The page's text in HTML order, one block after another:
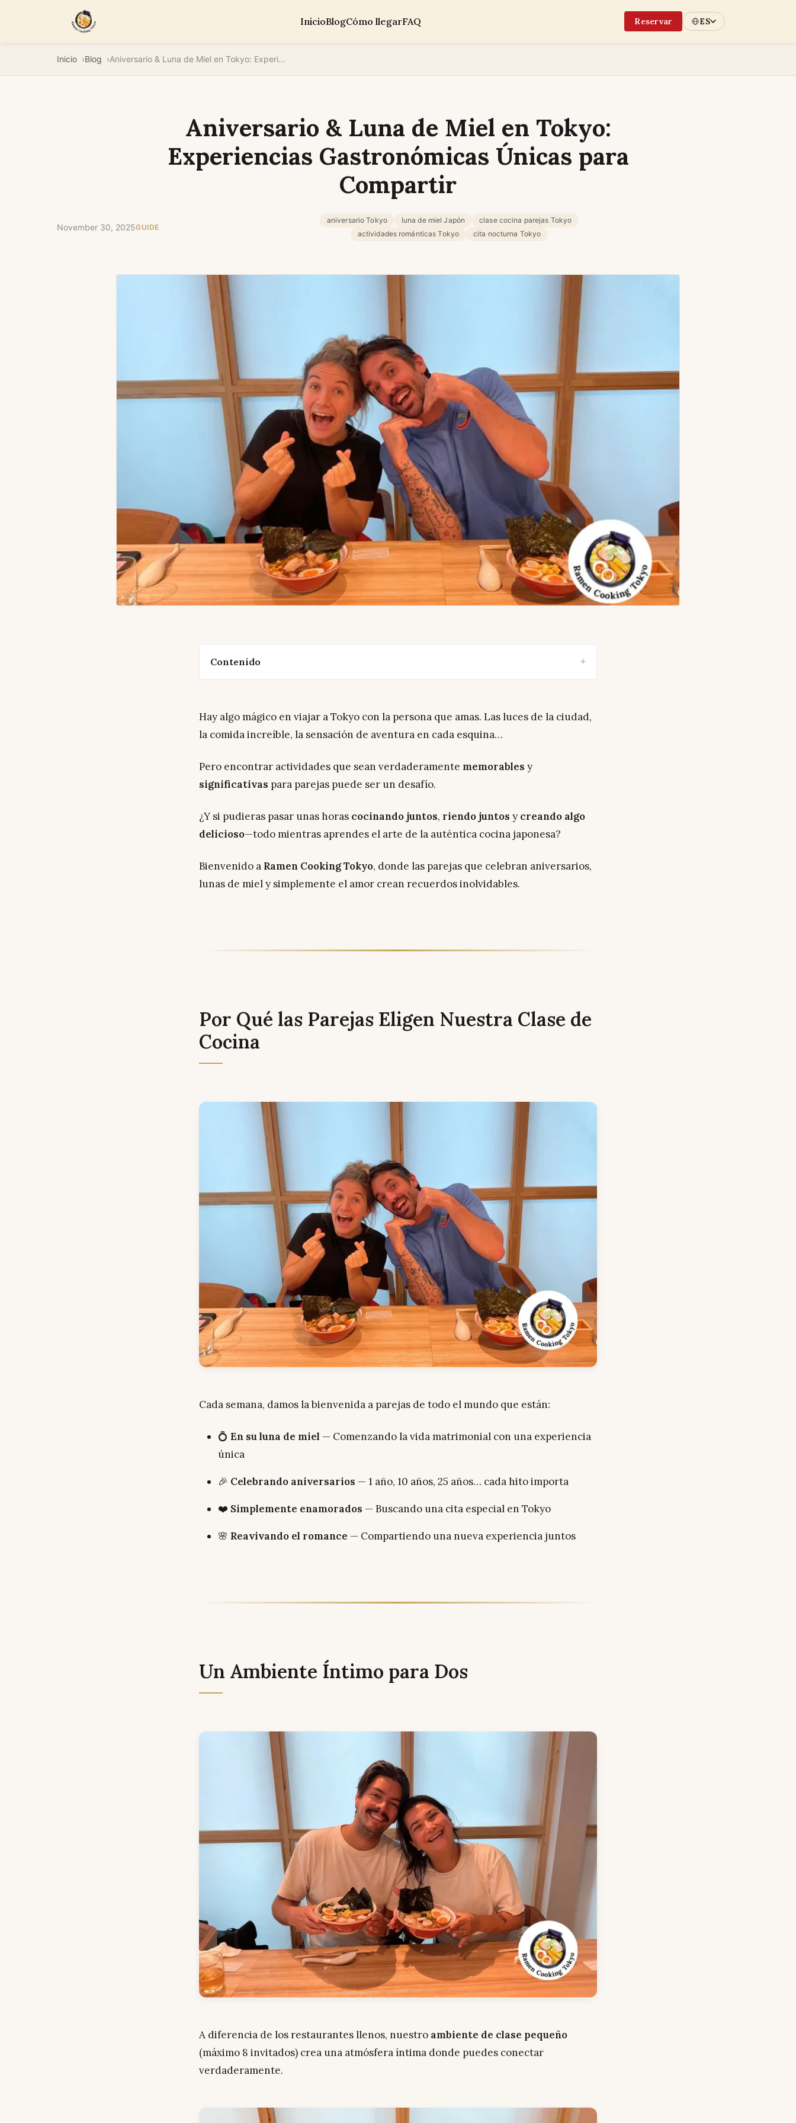
InicioBlogCómo llegarFAQ Reservar ES
Inicio Blog Aniversario & Luna de Miel en Tokyo: Experiencias Gastronómicas Únicas para Compartir
Aniversario & Luna de Miel en Tokyo:
Experiencias Gastronómicas Únicas para
Compartir
November 30, 2025GUIDE
aniversario Tokyo luna de miel Japón
clase cocina parejas Tokyo
actividades románticas Tokyo
cita nocturna Tokyo
Contenido
Hay algo mágico en viajar a Tokyo con la persona que amas. Las luces de la ciudad,
la comida increíble, la sensación de aventura en cada esquina…
Pero encontrar actividades que sean verdaderamente memorables y
significativas para parejas puede ser un desafío.
¿Y si pudieras pasar unas horas cocinando juntos, riendo juntos y creando algo
delicioso—todo mientras aprendes el arte de la auténtica cocina japonesa?
Bienvenido a Ramen Cooking Tokyo, donde las parejas que celebran aniversarios,
lunas de miel y simplemente el amor crean recuerdos inolvidables.
Por Qué las Parejas Eligen Nuestra Clase de
Cocina
Cada semana, damos la bienvenida a parejas de todo el mundo que están:
💍 En su luna de miel — Comenzando la vida matrimonial con una experiencia
única
🎉 Celebrando aniversarios — 1 año, 10 años, 25 años… cada hito importa
❤️ Simplemente enamorados — Buscando una cita especial en Tokyo
🌸 Reavivando el romance — Compartiendo una nueva experiencia juntos
Un Ambiente Íntimo para Dos
A diferencia de los restaurantes llenos, nuestro ambiente de clase pequeño
(máximo 8 invitados) crea una atmósfera íntima donde puedes conectar
verdaderamente.